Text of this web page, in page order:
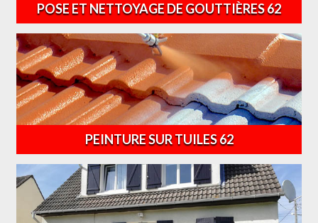
POSE ET NETTOYAGE DE GOUTTIÈRES 62
PEINTURE SUR TUILES 62